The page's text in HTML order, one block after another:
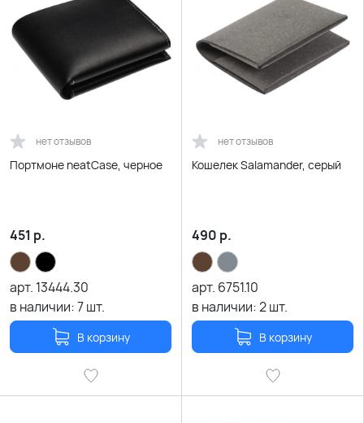
нет отзывов
Портмоне neatCase, черное
451 р.
арт. 13444.30
в наличии:7шт.
В корзину
нет отзывов
Кошелек Salamander, серый
490 р.
арт. 6751.10
в наличии:2шт.
В корзину